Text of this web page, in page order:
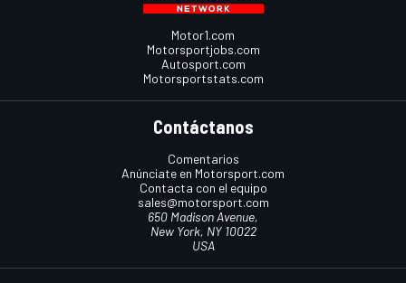
Motor1.com
Motorsportjobs.com
Autosport.com
Motorsportstats.com
Contáctanos
Comentarios
Anúnciate en Motorsport.com
Contacta con el equipo
sales@motorsport.com
650 Madison Avenue,
New York, NY 10022
USA